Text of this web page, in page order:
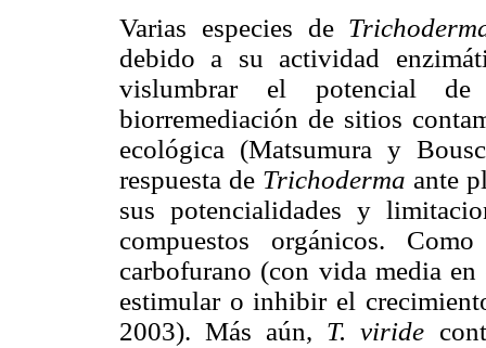
Varias especies de
debido a su actividad
vislumbrar el potencial
biorremediación de sitios
ecológica (Matsumura y
respuesta de Trichoderma ante
sus potencialidades y
compuestos orgánicos.
carbofurano (con vida media
estimular o inhibir el
2003). Más aún, T. viride